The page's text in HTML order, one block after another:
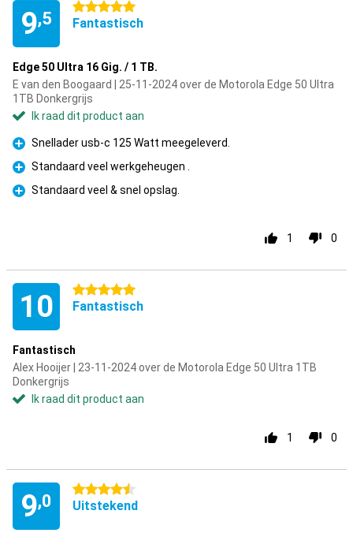
9,5
5 sterren
Fantastisch
Edge 50 Ultra 16 Gig. / 1 TB.
E van den Boogaard | 25-11-2024 over de Motorola Edge 50 Ultra
1TB Donkergrijs
Ik raad dit product aan
Pluspunt
Snellader usb-c 125 Watt meegeleverd.
Pluspunt
Standaard veel werkgeheugen .
Pluspunt
Standaard veel & snel opslag.
1 0
10 5 sterren
Fantastisch
Fantastisch
Alex Hooijer | 23-11-2024 over de Motorola Edge 50 Ultra 1TB
Donkergrijs
Ik raad dit product aan
1 0
9,0
4.5 sterren
Uitstekend